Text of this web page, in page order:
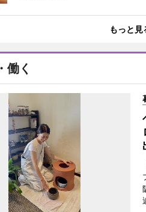
もっと見
働く